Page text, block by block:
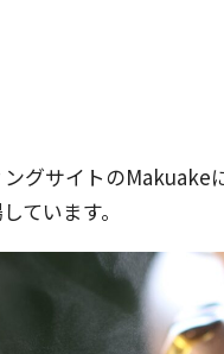
グサイトのMakuakeに
ています。